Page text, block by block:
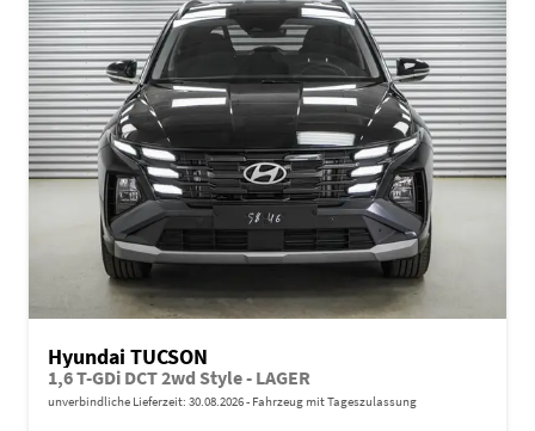
Hyundai TUCSON
1,6 T-GDi DCT 2wd Style - LAGER
unverbindliche Lieferzeit: 30.08.2026 Fahrzeug mit Tageszulassung